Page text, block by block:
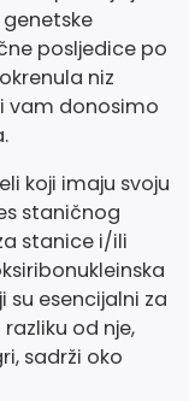
posljedice po
niz
vam donosimo
koji imaju svoju
staničnog
stanice i/ili
su esencijalni za
od nje,
sadrži oko